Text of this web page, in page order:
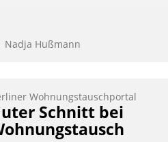
Nadja Hußmann
Wohnungstauschportal
Schnitt bei